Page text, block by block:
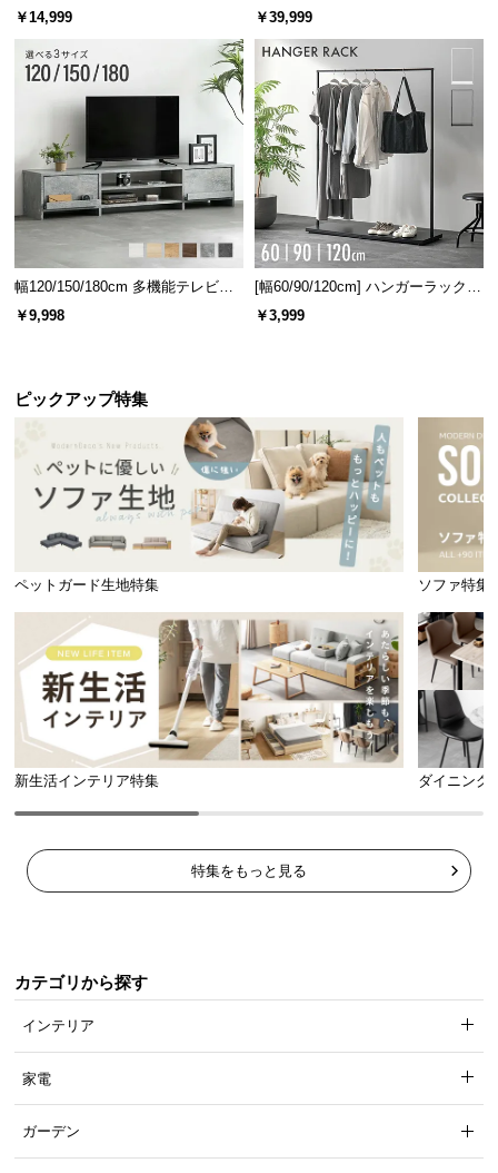
ベッド 8/12/16枚セット
￥14,999
ターテーブル 美しい格子デザイン
￥39,999
幅120/150/180cm 多機能テレビボ
ード 木目/石目調 オープン収納・
引き出し収納付き
￥9,998
[幅60/90/120cm] ハンガーラック
スチール 4段階高さ調節 サイドフ
ック オープンラック シンプル
￥3,999
ピックアップ特集
ペットガード生地特集 ソファ特集
新生活インテリア特集 ダイニング
特集をもっと見る
カテゴリから探す
インテリア
家電
ガーデン